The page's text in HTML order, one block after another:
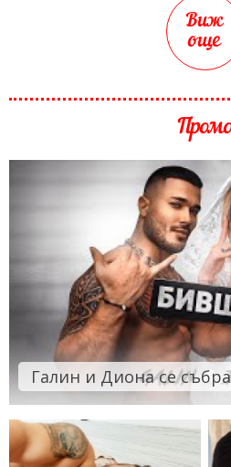
Виж
още
Промо
Галин и Диона се